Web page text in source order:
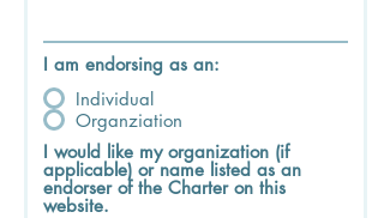
I am endorsing as an:
Individual
Organziation
I would like my organization (if
applicable) or name listed as an
endorser of the Charter on this
website.